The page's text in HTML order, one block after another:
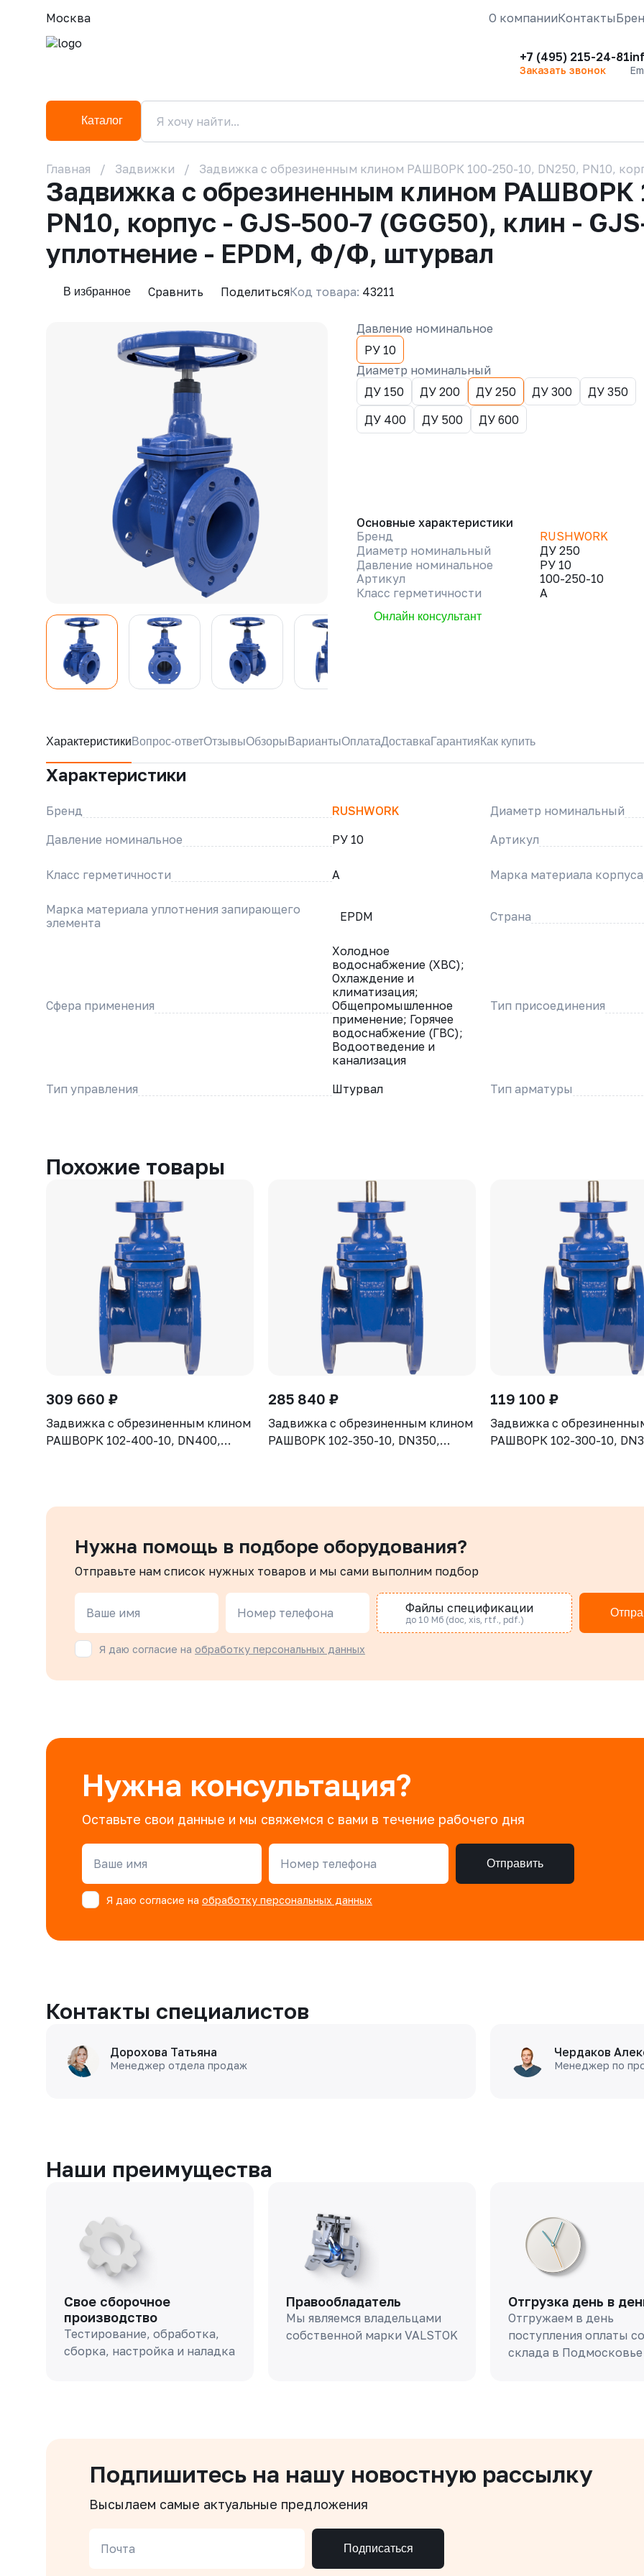
Москва О компанииКонтакты
+7 (495) 215-24-81
Заказать звонок
Каталог
Главная Задвижки Задвижка с обрезиненным клином РАШВОРК 100-250-10, DN250, PN10,
Задвижка с обрезиненным клином РАШВОРК
PN10, корпус - GJS-500-7 (GGG50), клин -
уплотнение - EPDM, Ф/Ф, штурвал
В избранное Сравнить ПоделитьсяКод товара: 43211
Давление номинальное
РУ 10
Диаметр номинальный
ДУ 150
ДУ 200 ДУ 250 ДУ 300
ДУ 350
ДУ 400
ДУ 500 ДУ 600
Основные характеристики
Бренд
RUSHWORK
Диаметр номинальный
ДУ 250
Давление номинальное
РУ 10
Артикул
100-250-10
Класс герметичности
A
Онлайн консультант
Характеристики Вопрос-ответОтзывыОбзоры ВариантыОплатаДоставка Гарантия Как купить
Характеристики
Бренд RUSHWORK
Диаметр номинальный
Давление номинальное
РУ 10 Артикул
Класс герметичности A Марка материала корпуса
Марка материала уплотнения запирающего
элемента
EPDM Страна
Сфера применения
Холодное
водоснабжение (ХВС);
Охлаждение и
климатизация;
Общепромышленное
применение; Горячее
водоснабжение (ГВС);
Водоотведение и
канализация
Тип присоединения
Тип управления Штурвал Тип арматуры
Похожие товары
309 660 ₽
Задвижка с обрезиненным клином
РАШВОРК 102-400-10, DN400,
285 840 ₽
Задвижка с обрезиненным клином
РАШВОРК 102-350-10, DN350,
119 100 ₽
Задвижка с
РАШВОРК 102-300-10,
Нужна помощь в подборе оборудования?
Отправьте нам список нужных товаров и мы сами выполним подбор
Ваше имя Номер телефона Файлы спецификации
до 10 Мб (doc, xis, rtf., pdf.)
Я даю согласие на обработку персональных данных
Нужна консультация?
Оставьте свои данные и мы свяжемся с вами в течение рабочего дня
Ваше имя Номер телефона Отправить
Я даю согласие на обработку персональных данных
Контакты специалистов
Дорохова Татьяна
Менеджер отдела продаж
Чердаков
Менеджер по
Наши преимущества
Свое сборочное
производство
Тестирование, обработка,
сборка, настройка и наладка
Правообладатель
Мы являемся владельцами
собственной марки VALSTOK
Отгрузка день в
Отгружаем в день
поступления оплаты со
склада в Подмосковье
Подпишитесь на нашу новостную рассылку
Высылаем самые актуальные предложения
Почта Подписаться